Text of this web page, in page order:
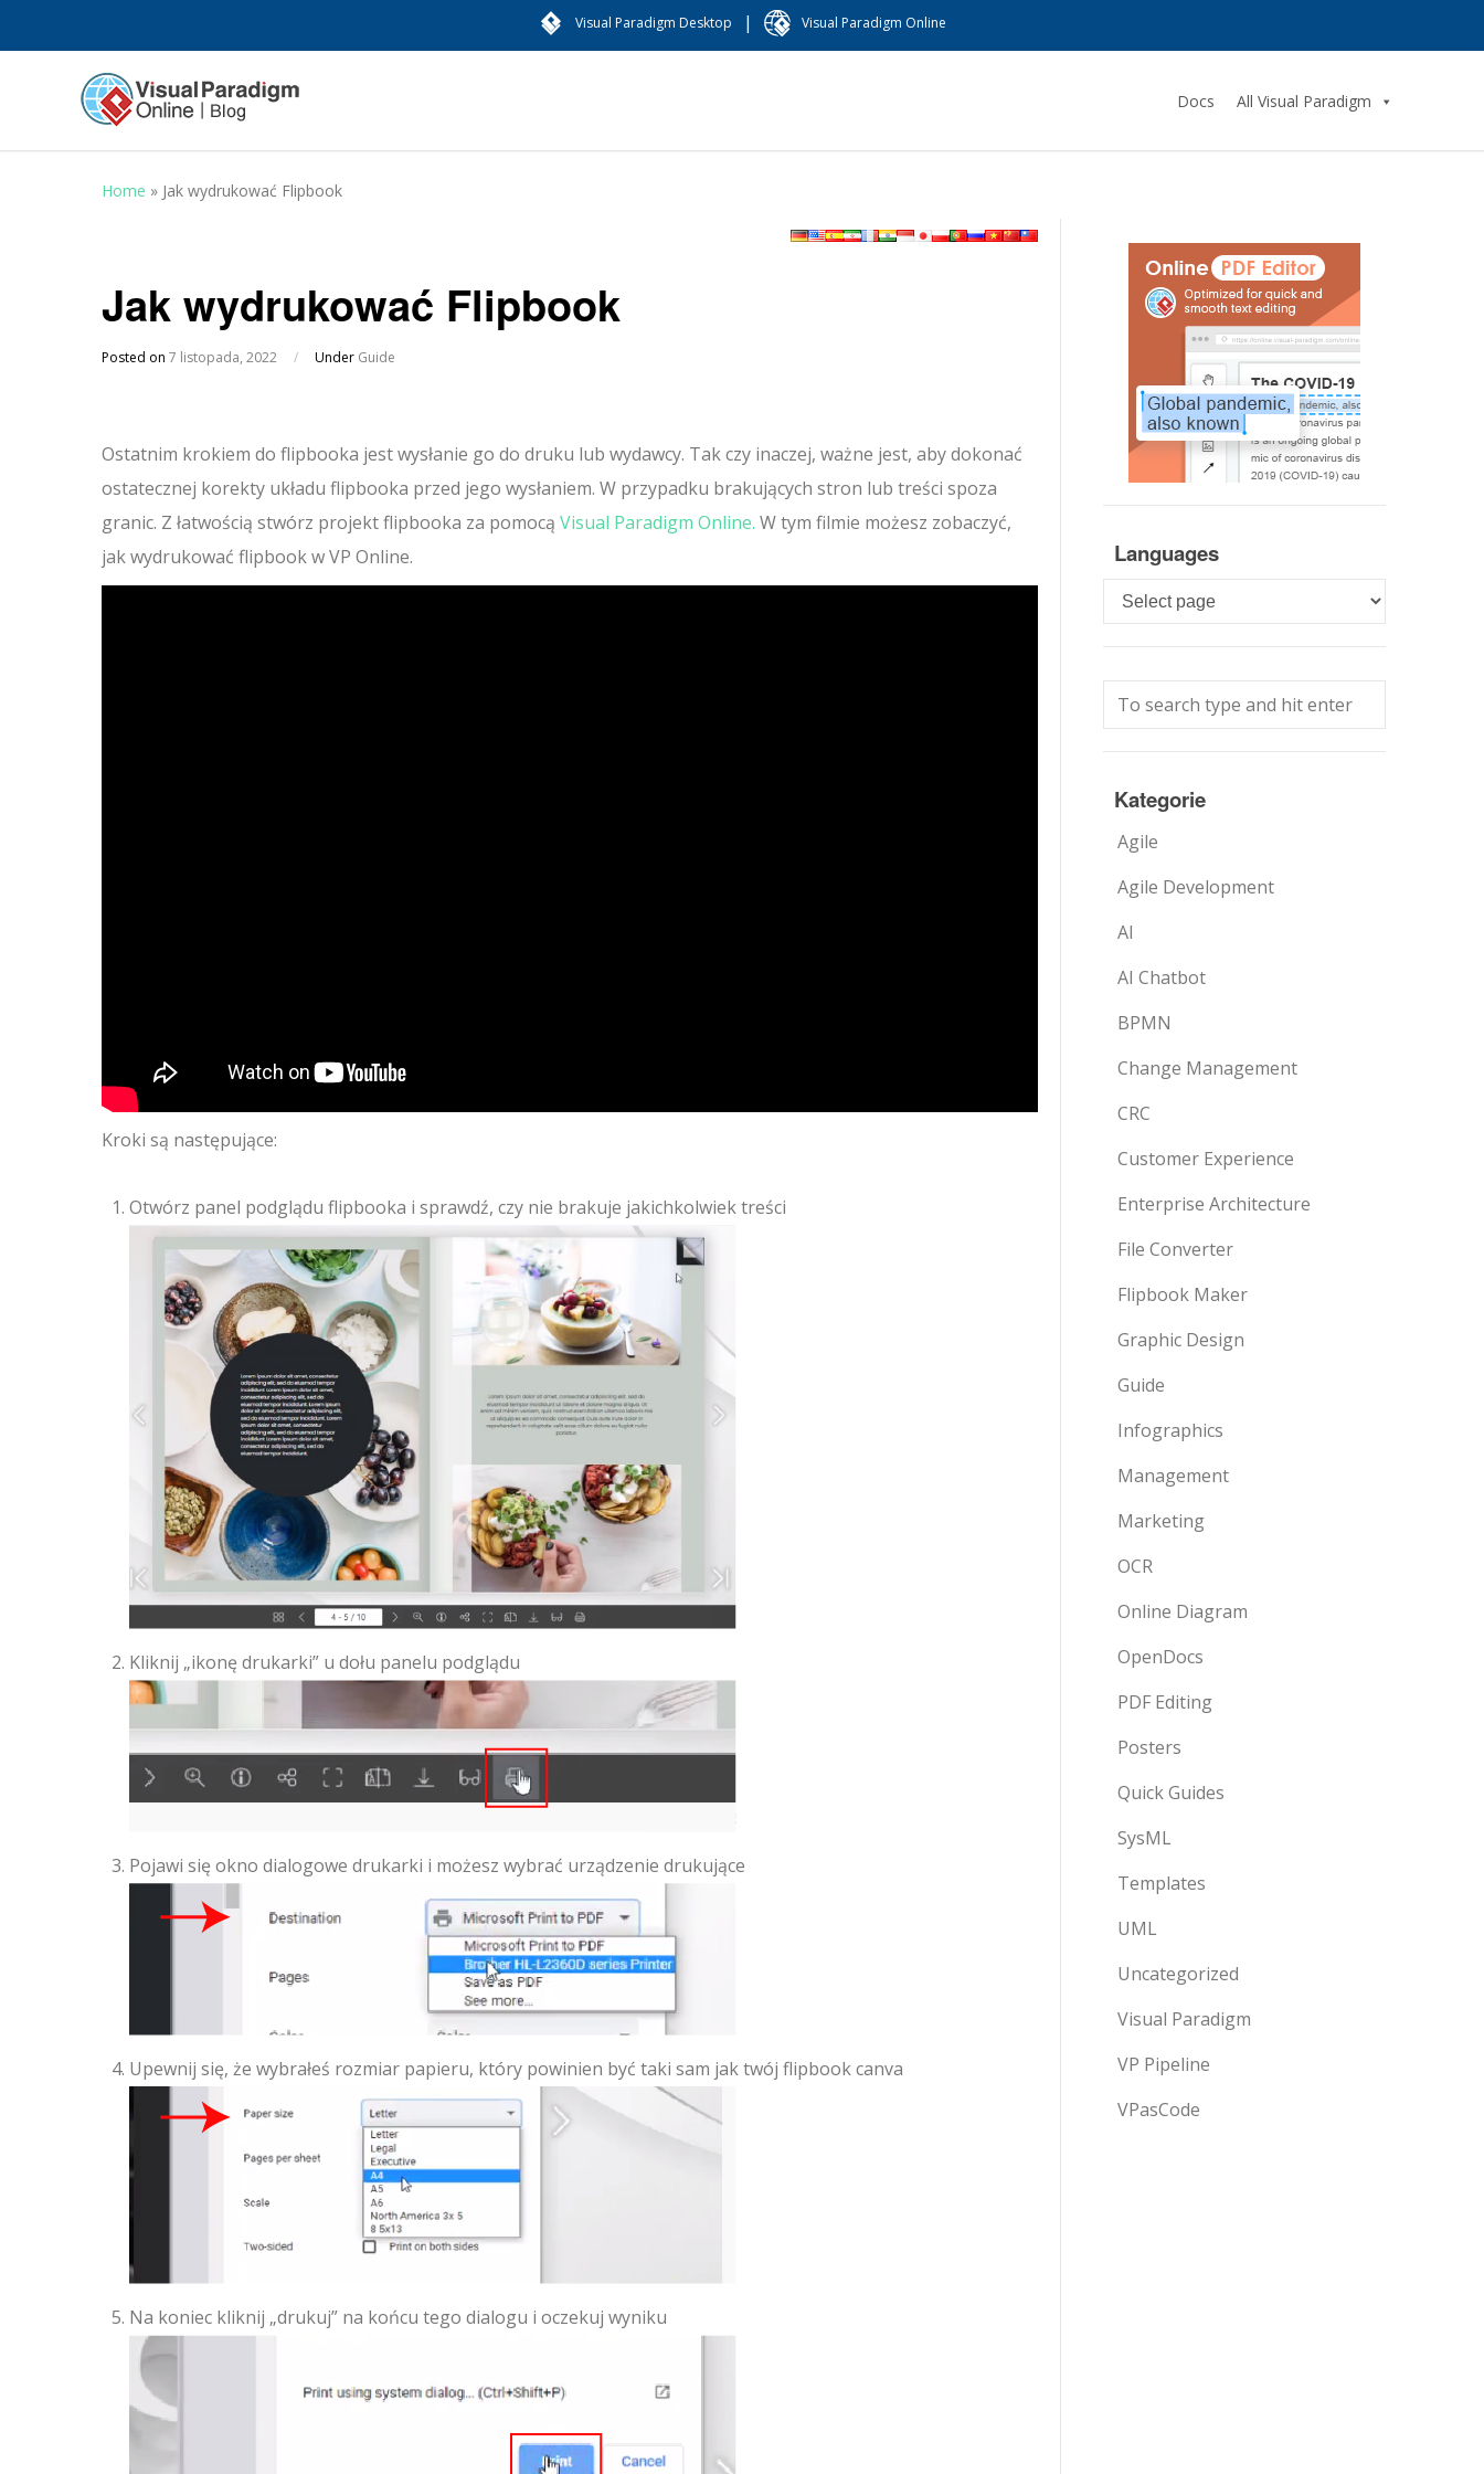
Visual Paradigm Desktop | Visual Paradigm Online
Docs All Visual Paradigm
Home » Jak wydrukować Flipbook
Jak wydrukować Flipbook
Posted on 7 listopada, 2022 / Under Guide
Ostatnim krokiem do flipbooka jest wysłanie go do druku lub wydawcy. Tak czy inaczej, ważne jest, aby dokonać
ostatecznej korekty układu flipbooka przed jego wysłaniem. W przypadku brakujących stron lub treści spoza
granic. Z łatwością stwórz projekt flipbooka za pomocą Visual Paradigm Online. W tym filmie możesz zobaczyć,
jak wydrukować flipbook w VP Online.
Kroki są następujące:
Otwórz panel podglądu flipbooka i sprawdź, czy nie brakuje jakichkolwiek treści
Kliknij „ikonę drukarki” u dołu panelu podglądu
Pojawi się okno dialogowe drukarki i możesz wybrać urządzenie drukujące
Upewnij się, że wybrałeś rozmiar papieru, który powinien być taki sam jak twój flipbook canva
Na koniec kliknij „drukuj” na końcu tego dialogu i oczekuj wyniku
Languages
Languages
Kategorie
Agile
Agile Development
AI
AI Chatbot
BPMN
Change Management
CRC
Customer Experience
Enterprise Architecture
File Converter
Flipbook Maker
Graphic Design
Guide
Infographics
Management
Marketing
OCR
Online Diagram
OpenDocs
PDF Editing
Posters
Quick Guides
SysML
Templates
UML
Uncategorized
Visual Paradigm
VP Pipeline
VPasCode